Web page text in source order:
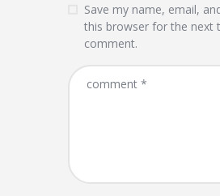
Save my name, email,
this browser for the next
comment.